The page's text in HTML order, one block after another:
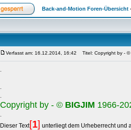
Back-and-Motion Foren-Übersicht
Verfasst am: 16.12.2014, 16:42 Titel: Copyright by -
.
.
.
Copyright by - © BIGJIM 1966-
.
Dieser Text[1] unterliegt dem Urheberrecht und